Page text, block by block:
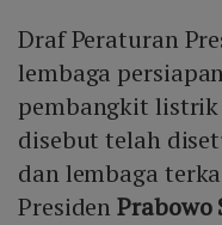
Draf Peraturan
lembaga
pembangkit
disebut telah
dan lembaga
PresidenPrabowo